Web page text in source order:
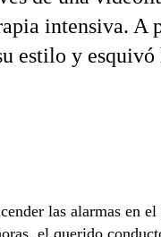
intensiva. A
estilo y
las alarmas en